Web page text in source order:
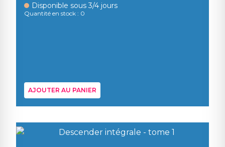
Disponible sous 3/4 jours
Quantité en stock : 0
AJOUTER AU PANIER